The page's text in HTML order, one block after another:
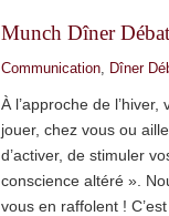
Munch Dîner
Communication, Dîner
À l’approche de
jouer, chez vous ou
d’activer, de stimuler
conscience altéré ».
vous en raffolent !